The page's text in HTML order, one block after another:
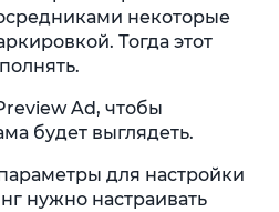
некоторые
Тогда этот
Ad, чтобы
будет выглядеть.
для настройки
нужно настраивать